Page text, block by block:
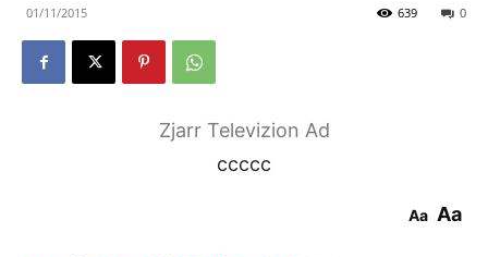
01/11/2015 0
639
Zjarr Televizion Ad
ccccc
Aa Aa